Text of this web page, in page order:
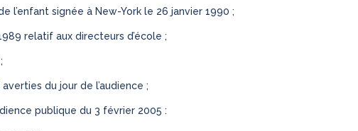
l’enfant signée à New-York le 26 janvier 1990 ;
relatif aux directeurs d’école ;
du jour de l’audience ;
publique du 3 février 2005 :